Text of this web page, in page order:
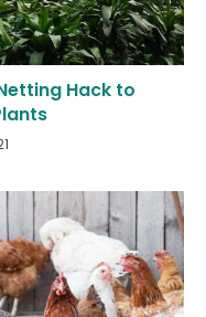
Hack to